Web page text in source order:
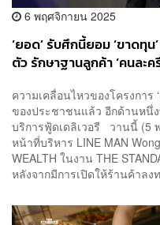
6 พฤศจิกายน 2025
‘ยอด’ รับศึกนี้ยอม ‘ขาดทุ
ตัว รักษาฐานลูกค้า ‘คนละค
ความเคลื่อนไหวของโครงการ
ของประชาชนแล้ว อีกด้านหนึ่
บริการฟู้ดเดลิเวอรี วานนี้ (5
หน้าที่บริหาร LINE MAN
WEALTH ในงาน THE
หลังจากมีการเปิดให้ร้านค้าลง